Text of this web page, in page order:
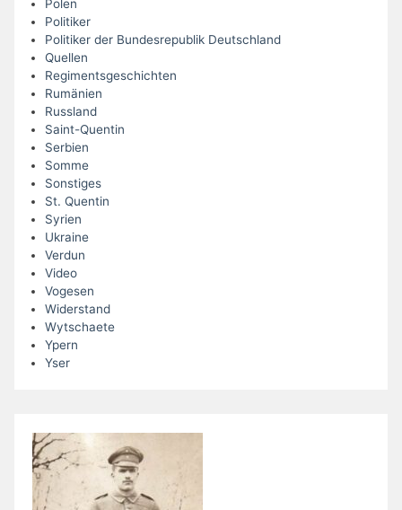
Polen
Politiker
Politiker der Bundesrepublik Deutschland
Quellen
Regimentsgeschichten
Rumänien
Russland
Saint-Quentin
Serbien
Somme
Sonstiges
St. Quentin
Syrien
Ukraine
Verdun
Video
Vogesen
Widerstand
Wytschaete
Ypern
Yser